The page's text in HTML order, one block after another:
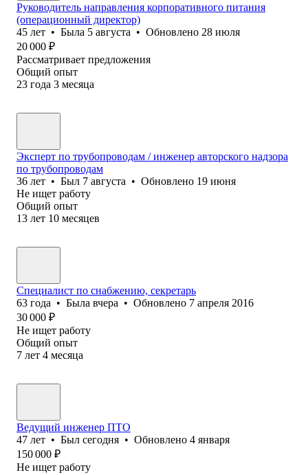
Руководитель направления корпоративного питания
(операционный директор)
45 лет • Была 5 августа • Обновлено 28 июля
20 000 ₽
Рассматривает предложения
Общий опыт
23 года 3 месяца
Эксперт по трубопроводам / инженер авторского надзора
по трубопроводам
36 лет • Был 7 августа • Обновлено 19 июня
Не ищет работу
Общий опыт
13 лет 10 месяцев
Специалист по снабжению, секретарь
63 года • Была вчера • Обновлено 7 апреля 2016
30 000 ₽
Не ищет работу
Общий опыт
7 лет 4 месяца
Ведущий инженер ПТО
47 лет • Был сегодня • Обновлено 4 января
150 000 ₽
Не ищет работу